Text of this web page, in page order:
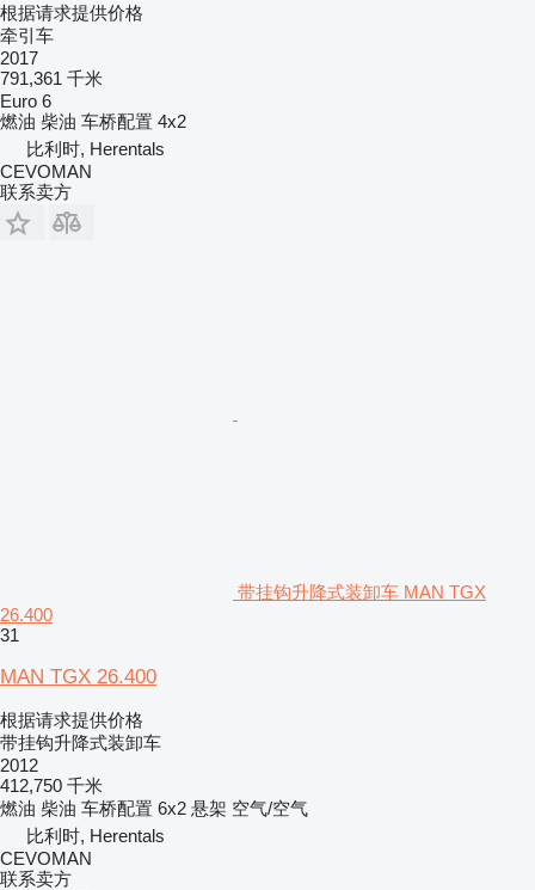
根据请求提供价格
牵引车
2017
791,361 千米
Euro 6
燃油 柴油 车桥配置 4x2
比利时, Herentals
CEVOMAN
联系卖方
带挂钩升降式装卸车 MAN TGX
26.400
31
MAN TGX 26.400
根据请求提供价格
带挂钩升降式装卸车
2012
412,750 千米
燃油 柴油 车桥配置 6x2 悬架 空气/空气
比利时, Herentals
CEVOMAN
联系卖方